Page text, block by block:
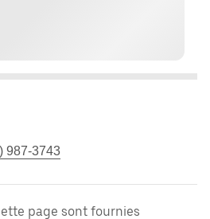
987-3743
page sont fournies